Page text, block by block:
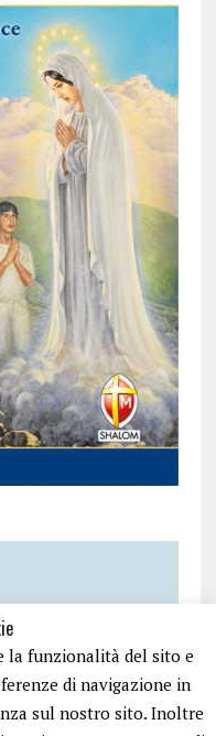
la funzionalità del sito e
di navigazione in
sul nostro sito. Inoltre